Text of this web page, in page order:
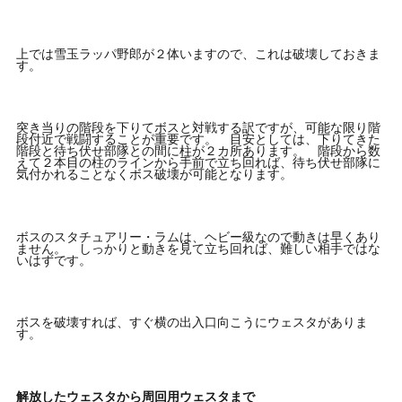
上では雪玉ラッパ野郎が２体いますので、これは破壊しておきま
す。
突き当りの階段を下りてボスと対戦する訳ですが、可能な限り階
段付近で戦闘することが重要です。 目安としては、下りてきた
階段と待ち伏せ部隊との間に柱が２カ所あります。 階段から数
えて２本目の柱のラインから手前で立ち回れば、待ち伏せ部隊に
気付かれることなくボス破壊が可能となります。
ボスのスタチュアリー・ラムは、ヘビー級なので動きは早くあり
ません。 しっかりと動きを見て立ち回れば、難しい相手ではな
いはずです。
ボスを破壊すれば、すぐ横の出入口向こうにウェスタがありま
す。
解放したウェスタから周回用ウェスタまで